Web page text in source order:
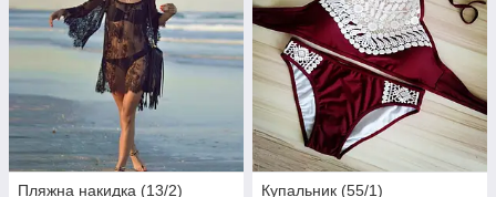
Пляжна накидка (13/2)
Купальник (55/1)